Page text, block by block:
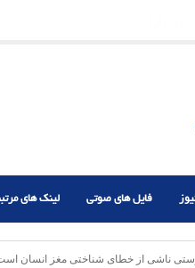
فایل های صوتی لینک های
ناشی از خطای شناختی مغز انسان